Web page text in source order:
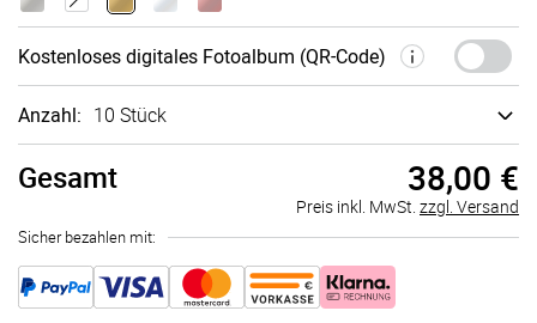
Kostenloses digitales Fotoalbum (QR-Code)
Anzahl: 10 Stück
Gesamt 38,00 €
Preis inkl. MwSt. zzgl. Versand
Sicher bezahlen mit: